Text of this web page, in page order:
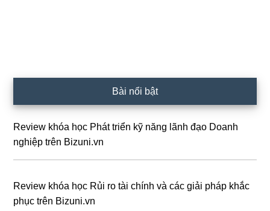
chính
Bài nổi bật
Review khóa học Phát triển kỹ năng lãnh đạo Doanh
nghiệp trên Bizuni.vn
Review khóa học Rủi ro tài chính và các giải pháp khắc
phục trên Bizuni.vn